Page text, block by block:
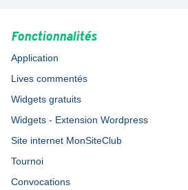
Fonctionnalités
Application
Lives commentés
Widgets gratuits
Widgets - Extension Wordpress
Site internet MonSiteClub
Tournoi
Convocations